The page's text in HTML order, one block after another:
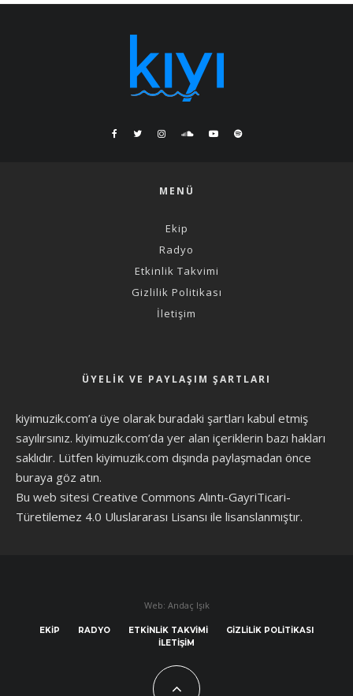
MENÜ
Ekip
Radyo
Etkinlik Takvimi
Gizlilik Politikası
İletişim
ÜYELIK VE PAYLAŞIM ŞARTLARI
kiyimuzik.com’a üye olarak buradaki şartları kabul etmiş
sayılırsınız. kiyimuzik.com’da yer alan içeriklerin bazı hakları
saklıdır. Lütfen kiyimuzik.com dışında paylaşmadan önce
buraya göz atın.
Bu web sitesi Creative Commons Alıntı-GayriTicari-
Türetilemez 4.0 Uluslararası Lisansı ile lisanslanmıştır.
Web: Andaç Işık
EKIP RADYO ETKINLIK TAKVIMI
GIZLILIK POLITIKASI
İLETIŞIM